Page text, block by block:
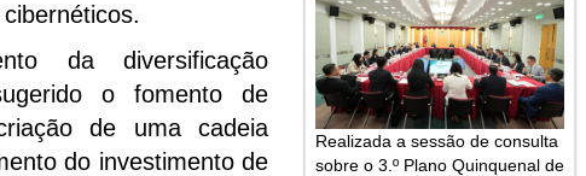
da diversificação
o fomento de
de uma cadeia
do investimento de
Realizada a sessão de consulta
sobre o 3.º Plano Quinquenal de